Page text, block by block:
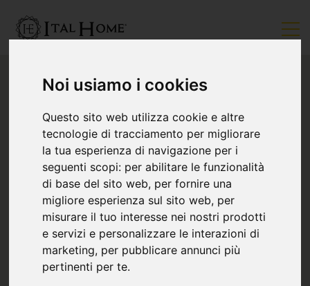
Noi usiamo i cookies
Questo sito web utilizza cookie e altre
tecnologie di tracciamento per migliorare
la tua esperienza di navigazione per i
seguenti scopi: per abilitare le funzionalità
di base del sito web, per fornire una
migliore esperienza sul sito web, per
misurare il tuo interesse nei nostri prodotti
e servizi e personalizzare le interazioni di
marketing, per pubblicare annunci più
pertinenti per te.